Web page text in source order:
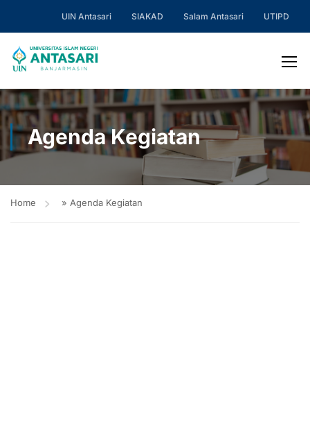
UIN Antasari SIAKAD Salam Antasari UTIPD
Agenda Kegiatan
Home » Agenda Kegiatan